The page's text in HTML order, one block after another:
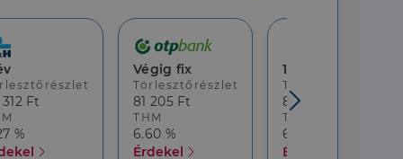
Ft
%
Végig fix
Törlesztőrészlet
81 205 Ft
THM
6.60 %
Érdekel
10 év
Törlesztőrészlet
80 776 Ft
THM
6.82 %
Érdekel
és a